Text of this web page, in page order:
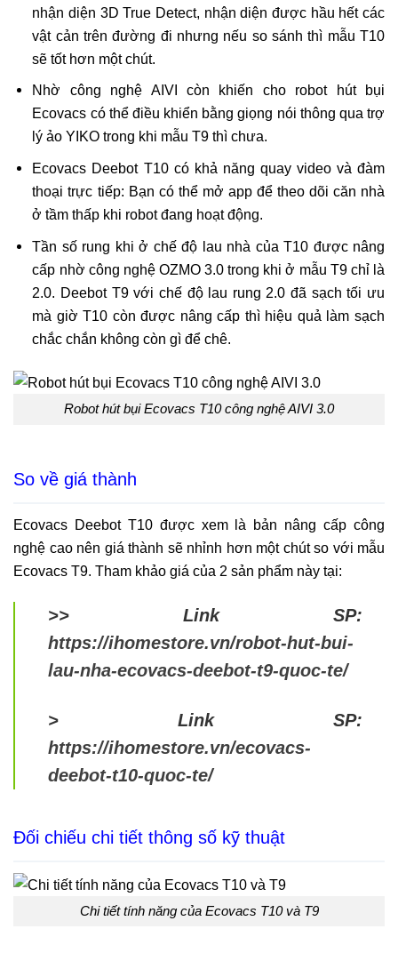
nhận diện 3D True Detect, nhận diện được hầu hết các
vật cản trên đường đi nhưng nếu so sánh thì mẫu T10
sẽ tốt hơn một chút.
Nhờ công nghệ AIVI còn khiến cho robot hút bụi
Ecovacs có thể điều khiển bằng giọng nói thông qua trợ
lý ảo YIKO trong khi mẫu T9 thì chưa.
Ecovacs Deebot T10 có khả năng quay video và đàm
thoại trực tiếp: Bạn có thể mở app để theo dõi căn nhà
ở tầm thấp khi robot đang hoạt động.
Tần số rung khi ở chế độ lau nhà của T10 được nâng
cấp nhờ công nghệ OZMO 3.0 trong khi ở mẫu T9 chỉ là
2.0. Deebot T9 với chế độ lau rung 2.0 đã sạch tối ưu
mà giờ T10 còn được nâng cấp thì hiệu quả làm sạch
chắc chắn không còn gì để chê.
Robot hút bụi Ecovacs T10 công nghệ AIVI 3.0
So về giá thành
Ecovacs Deebot T10 được xem là bản nâng cấp công
nghệ cao nên giá thành sẽ nhỉnh hơn một chút so với mẫu
Ecovacs T9. Tham khảo giá của 2 sản phẩm này tại:
>> Link SP:
https://ihomestore.vn/robot-hut-bui-
lau-nha-ecovacs-deebot-t9-quoc-te/
> Link SP:
https://ihomestore.vn/ecovacs-
deebot-t10-quoc-te/
Đối chiếu chi tiết thông số kỹ thuật
Chi tiết tính năng của Ecovacs T10 và T9